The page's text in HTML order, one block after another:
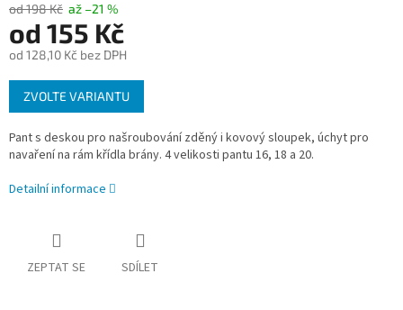
od 198 Kč až –21 %
od 155 Kč
od 128,10 Kč bez DPH
Měrná
cena:
ZVOLTE VARIANTU
Pant s deskou pro našroubování zděný i kovový sloupek, úchyt pro
navaření na rám křídla brány. 4 velikosti pantu 16, 18 a 20.
Detailní informace
ZEPTAT SE SDÍLET